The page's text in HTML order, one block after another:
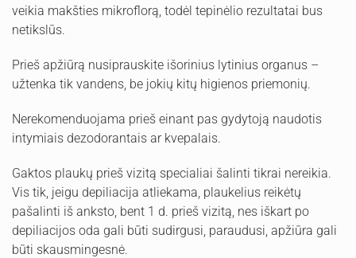
veikia makšties mikroflorą, todėl tepinėlio rezultatai bus
netikslūs.
Prieš apžiūrą nusiprauskite išorinius lytinius organus –
užtenka tik vandens, be jokių kitų higienos priemonių.
Nerekomenduojama prieš einant pas gydytoją naudotis
intymiais dezodorantais ar kvepalais.
Gaktos plaukų prieš vizitą specialiai šalinti tikrai nereikia.
Vis tik, jeigu depiliacija atliekama, plaukelius reikėtų
pašalinti iš anksto, bent 1 d. prieš vizitą, nes iškart po
depiliacijos oda gali būti sudirgusi, paraudusi, apžiūra gali
būti skausmingesnė.